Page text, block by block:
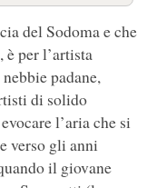
del Sodoma e che
per l’artista
padane,
di solido
l’aria che si
verso gli anni
il giovane